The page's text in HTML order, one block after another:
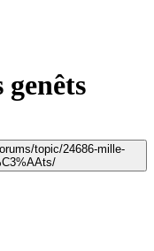
topic/24686-mille-